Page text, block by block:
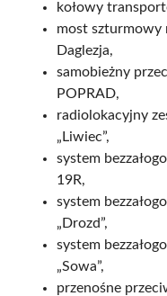
kołowy
most szturmowy
Daglezja,
samobieżny
POPRAD,
radiolokacyjny
„Liwiec”,
system
19R,
system
„Drozd”,
system
„Sowa”,
przenośne